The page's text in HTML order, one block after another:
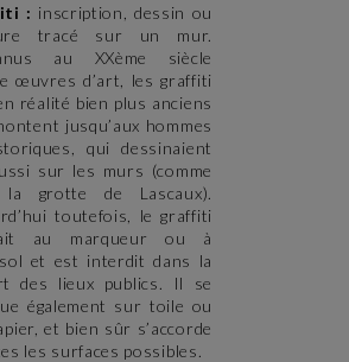
: inscription, dessin ou
tracé sur un mur.
au XXème siècle
œuvres d’art, les graffiti
réalité bien plus anciens
jusqu’aux hommes
qui dessinaient
sur les murs (comme
la grotte de Lascaux).
toutefois, le graffiti
au marqueur ou à
et est interdit dans la
des lieux publics. Il se
également sur toile ou
et bien sûr s’accorde
les surfaces possibles.